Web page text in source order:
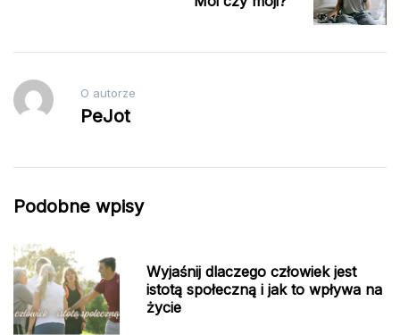
O autorze
PeJot
Podobne wpisy
Wyjaśnij dlaczego człowiek jest
istotą społeczną i jak to wpływa na
życie